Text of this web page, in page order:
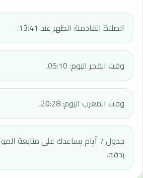
الصلاة القادمة: الظهر عند 13:41.
وقت الفجر اليوم: 05:10.
وقت المغرب اليوم: 20:28.
جدول 7 أيام يساعدك على متابعة
بدقة.